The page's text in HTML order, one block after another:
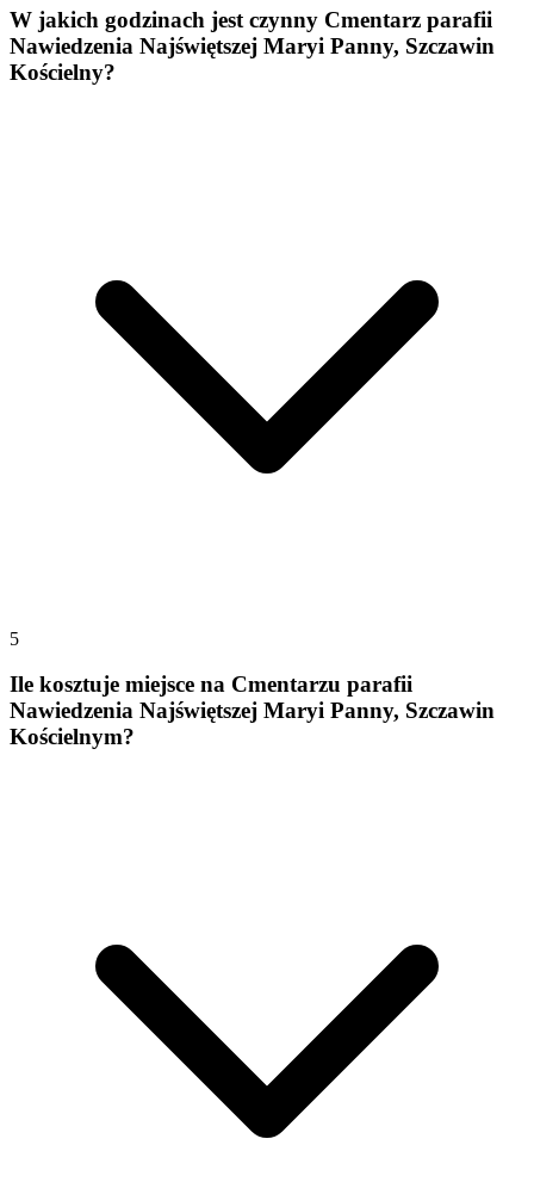
W jakich godzinach jest czynny Cmentarz parafii
Nawiedzenia Najświętszej Maryi Panny, Szczawin
Kościelny?
5
Ile kosztuje miejsce na Cmentarzu parafii
Nawiedzenia Najświętszej Maryi Panny, Szczawin
Kościelnym?